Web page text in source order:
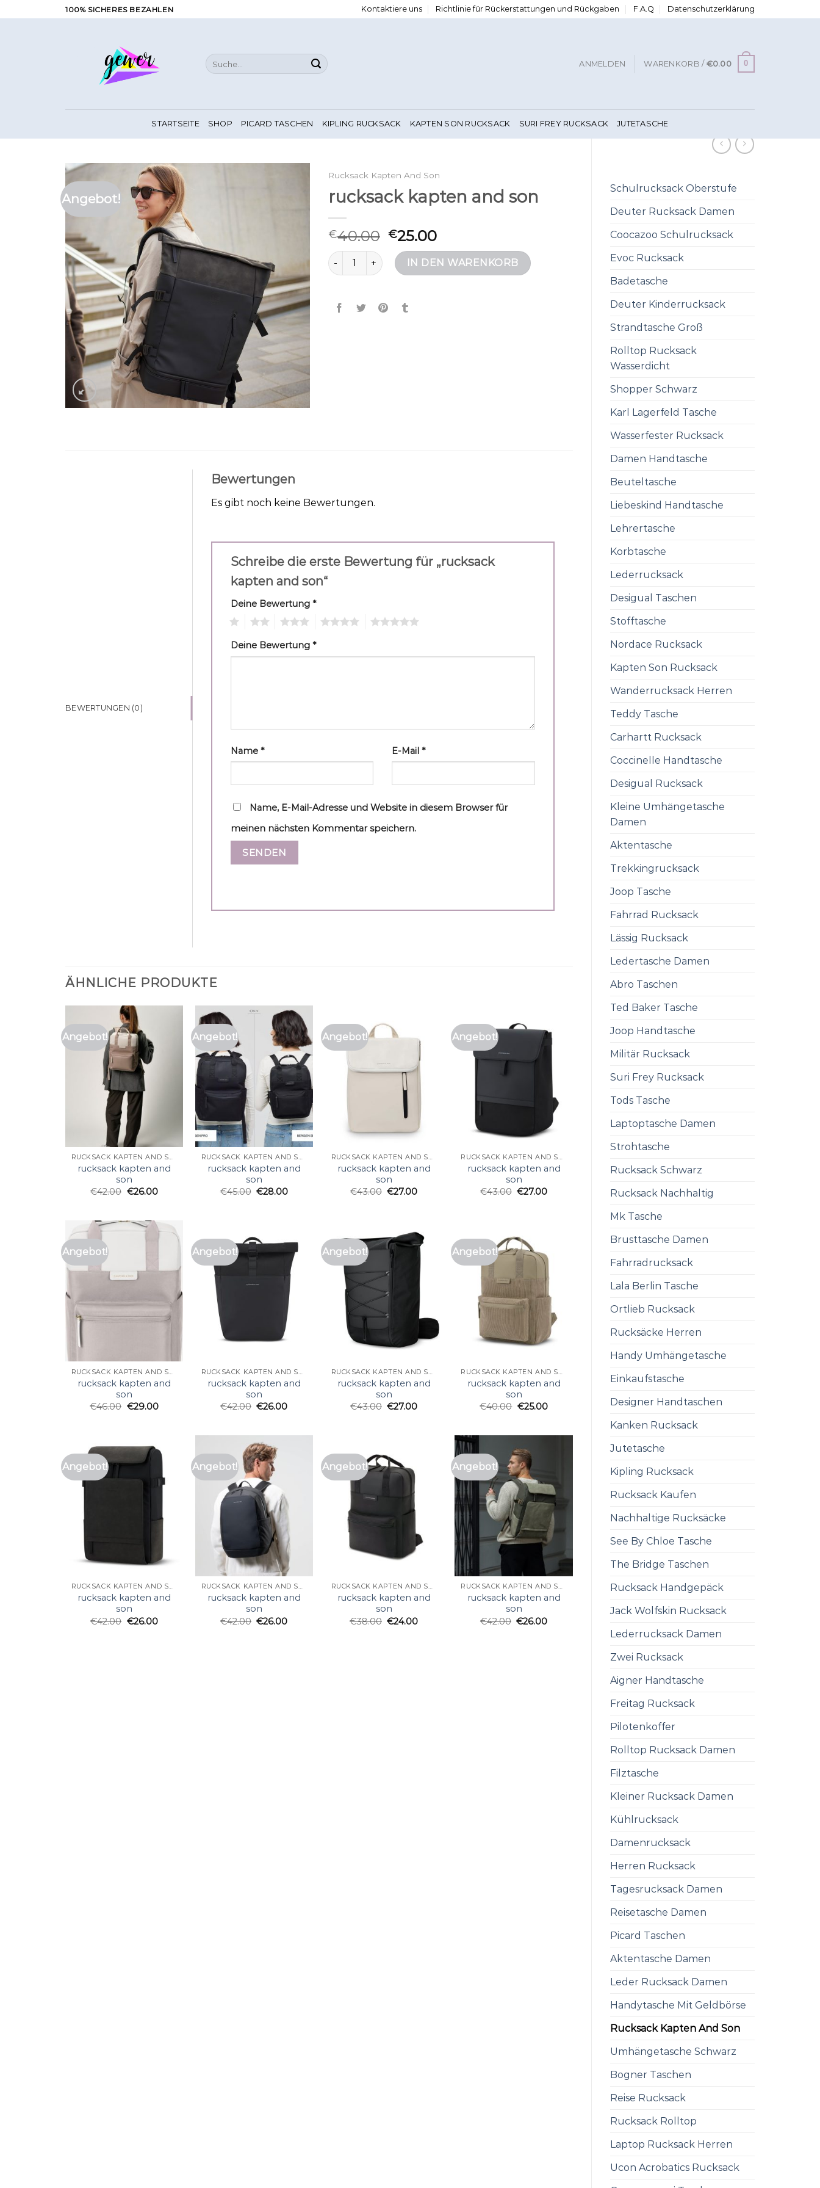
Inhalt
100% SICHERES BEZAHLEN Kontaktiere uns Richtlinie für Rückerstattungen und Rückgaben F.A.Q Datenschutzerklärung
Suche
nach:
ANMELDEN WARENKORB / €0.00 0
STARTSEITE SHOP PICARD TASCHEN KIPLING RUCKSACK KAPTEN SON RUCKSACK SURI FREY RUCKSACK JUTETASCHE
Schulrucksack Oberstufe
Deuter Rucksack Damen
Coocazoo Schulrucksack
Evoc Rucksack
Badetasche
Deuter Kinderrucksack
Strandtasche Groß
Rolltop Rucksack
Wasserdicht
Shopper Schwarz
Karl Lagerfeld Tasche
Wasserfester Rucksack
Damen Handtasche
Beuteltasche
Liebeskind Handtasche
Lehrertasche
Korbtasche
Lederrucksack
Desigual Taschen
Stofftasche
Nordace Rucksack
Kapten Son Rucksack
Wanderrucksack Herren
Teddy Tasche
Carhartt Rucksack
Coccinelle Handtasche
Desigual Rucksack
Kleine Umhängetasche
Damen
Aktentasche
Trekkingrucksack
Joop Tasche
Fahrrad Rucksack
Lässig Rucksack
Ledertasche Damen
Abro Taschen
Ted Baker Tasche
Joop Handtasche
Militär Rucksack
Suri Frey Rucksack
Tods Tasche
Laptoptasche Damen
Strohtasche
Rucksack Schwarz
Rucksack Nachhaltig
Mk Tasche
Brusttasche Damen
Fahrradrucksack
Lala Berlin Tasche
Ortlieb Rucksack
Rucksäcke Herren
Handy Umhängetasche
Einkaufstasche
Designer Handtaschen
Kanken Rucksack
Jutetasche
Kipling Rucksack
Rucksack Kaufen
Nachhaltige Rucksäcke
See By Chloe Tasche
The Bridge Taschen
Rucksack Handgepäck
Jack Wolfskin Rucksack
Lederrucksack Damen
Zwei Rucksack
Aigner Handtasche
Freitag Rucksack
Pilotenkoffer
Rolltop Rucksack Damen
Filztasche
Kleiner Rucksack Damen
Kühlrucksack
Damenrucksack
Herren Rucksack
Tagesrucksack Damen
Reisetasche Damen
Picard Taschen
Aktentasche Damen
Leder Rucksack Damen
Handytasche Mit Geldbörse
Rucksack Kapten And Son
Umhängetasche Schwarz
Bogner Taschen
Reise Rucksack
Rucksack Rolltop
Laptop Rucksack Herren
Ucon Acrobatics Rucksack
Angebot!
Rucksack Kapten And Son
rucksack kapten and son
€40.00 €25.00
rucksack kapten and son Menge
IN DEN WARENKORB
BEWERTUNGEN (0)
Bewertungen
Es gibt noch keine Bewertungen.
Schreibe die erste Bewertung für „rucksack
kapten and son“
Deine Bewertung *
Deine Bewertung *
Name * E-Mail*
Name, E-Mail-Adresse und Website in diesem Browser für
meinen nächsten Kommentar speichern.
ÄHNLICHE PRODUKTE
Angebot!
RUCKSACK KAPTEN AND SON
rucksack kapten and
son
€42.00 €26.00
Angebot!
RUCKSACK KAPTEN AND SON
rucksack kapten and
son
€45.00 €28.00
Angebot!
RUCKSACK KAPTEN AND SON
rucksack kapten and
son
€43.00 €27.00
Angebot!
RUCKSACK KAPTEN AND SON
rucksack kapten and
son
€43.00 €27.00
Angebot!
RUCKSACK KAPTEN AND SON
rucksack kapten and
son
€46.00 €29.00
Angebot!
RUCKSACK KAPTEN AND SON
rucksack kapten and
son
€42.00 €26.00
Angebot!
RUCKSACK KAPTEN AND SON
rucksack kapten and
son
€43.00 €27.00
Angebot!
RUCKSACK KAPTEN AND SON
rucksack kapten and
son
€40.00 €25.00
Angebot!
RUCKSACK KAPTEN AND SON
rucksack kapten and
son
€42.00 €26.00
Angebot!
RUCKSACK KAPTEN AND SON
rucksack kapten and
son
€42.00 €26.00
Angebot!
RUCKSACK KAPTEN AND SON
rucksack kapten and
son
€38.00 €24.00
Angebot!
RUCKSACK KAPTEN AND SON
rucksack kapten and
son
€42.00 €26.00